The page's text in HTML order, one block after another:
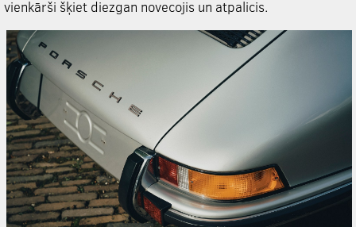
vienkārši šķiet diezgan novecojis un atpalicis.